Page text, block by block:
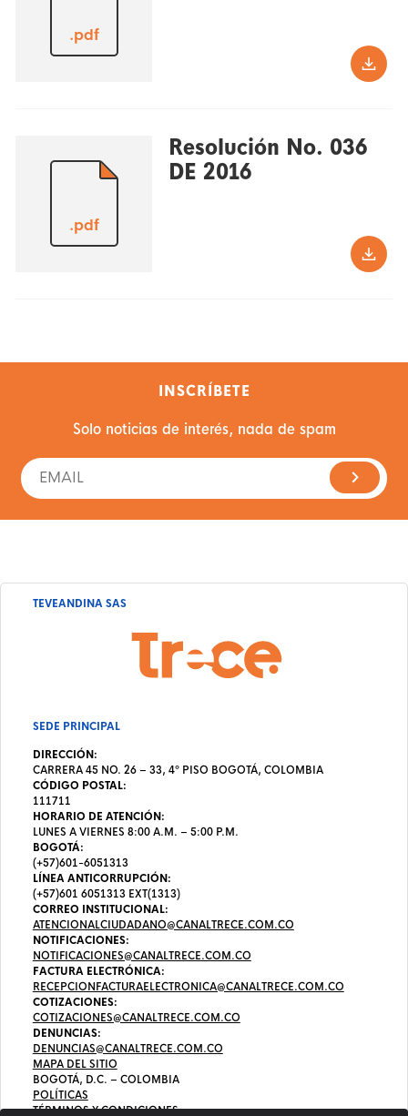
.pdf
.pdf
Resolución No. 036
DE 2016
INSCRÍBETE
Solo noticias de interés, nada de spam
TEVEANDINA SAS
SEDE PRINCIPAL
DIRECCIÓN:
CARRERA 45 NO. 26 – 33, 4º PISO BOGOTÁ, COLOMBIA
CÓDIGO POSTAL:
111711
HORARIO DE ATENCIÓN:
LUNES A VIERNES 8:00 A.M. – 5:00 P.M.
BOGOTÁ:
(+57)601-6051313
LÍNEA ANTICORRUPCIÓN:
(+57)601 6051313 EXT(1313)
CORREO INSTITUCIONAL:
ATENCIONALCIUDADANO@CANALTRECE.COM.CO
NOTIFICACIONES:
NOTIFICACIONES@CANALTRECE.COM.CO
FACTURA ELECTRÓNICA:
RECEPCIONFACTURAELECTRONICA@CANALTRECE.COM.CO
COTIZACIONES:
COTIZACIONES@CANALTRECE.COM.CO
DENUNCIAS:
DENUNCIAS@CANALTRECE.COM.CO
MAPA DEL SITIO
BOGOTÁ, D.C. – COLOMBIA
POLÍTICAS
TÉRMINOS Y CONDICIONES